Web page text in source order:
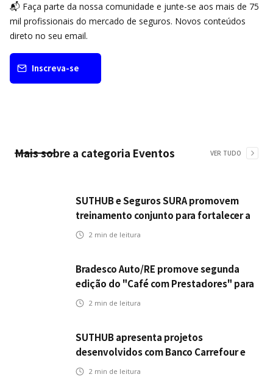
📬 Faça parte da nossa comunidade e junte-se aos mais de 75
mil profissionais do mercado de seguros. Novos conteúdos
direto no seu email.
Inscreva-se
Mais sobre a categoria Eventos VER TUDO
SUTHUB e Seguros SURA promovem
treinamento conjunto para fortalecer a
operação comercial do Seguro
2 min de leitura
Bradesco Auto/RE promove segunda
edição do "Café com Prestadores" para
fortalecer parceria e aprimorar
2 min de leitura
SUTHUB apresenta projetos
desenvolvidos com Banco Carrefour e
A.PET no Congresso Latino-Americano
2 min de leitura